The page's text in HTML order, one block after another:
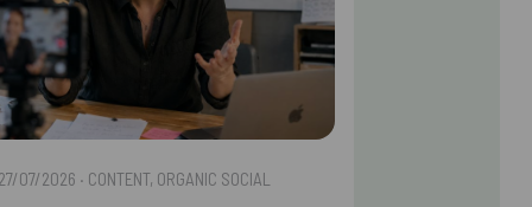
07/2026 · CONTENT, ORGANIC SOCIAL